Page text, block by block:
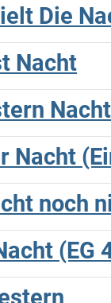
Die
Nacht
Nacht
Nacht
noch
(EG